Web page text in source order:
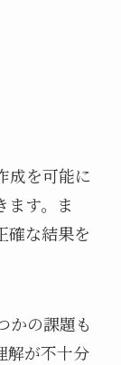
成を可能に
ます。ま
確な結果を
かの課題も
解が不十分